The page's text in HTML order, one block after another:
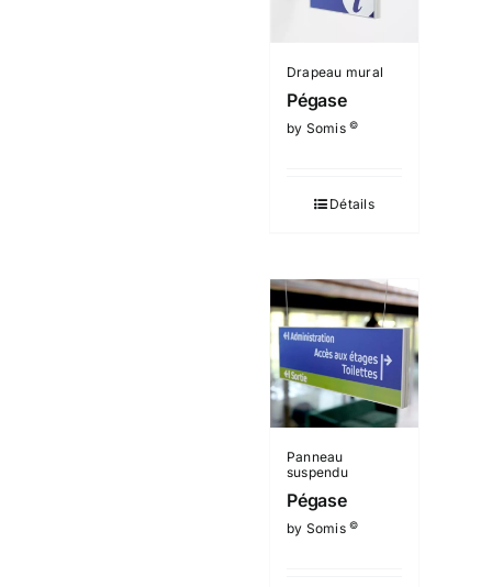
Drapeau mural
Pégase
by Somis©
Détails
Panneau
suspendu
Pégase
by Somis©